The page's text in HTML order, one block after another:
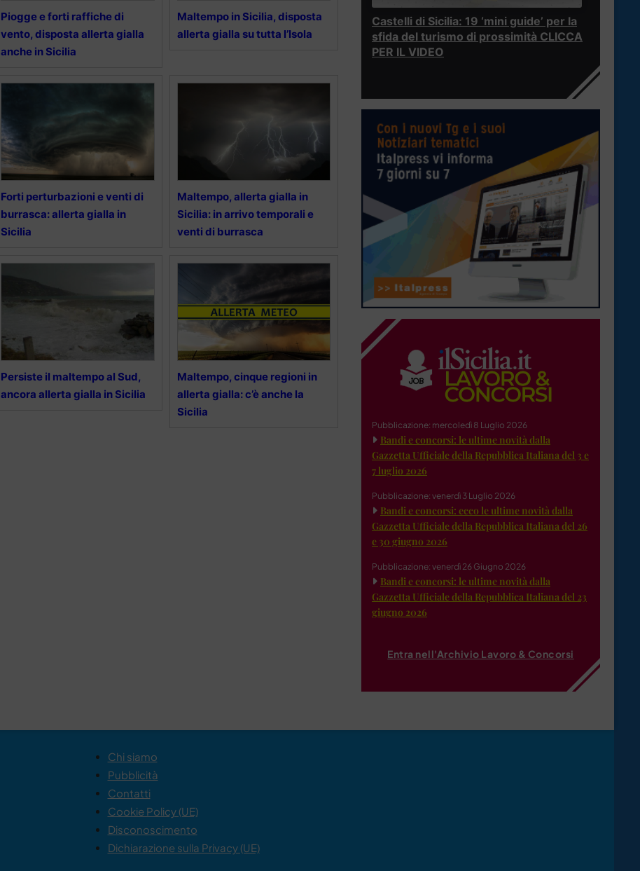
Piogge e forti raffiche di
vento, disposta allerta gialla
anche in Sicilia
Maltempo in Sicilia, disposta
allerta gialla su tutta l’Isola
Forti perturbazioni e venti di
burrasca: allerta gialla in
Sicilia
Maltempo, allerta gialla in
Sicilia: in arrivo temporali e
venti di burrasca
Persiste il maltempo al Sud,
ancora allerta gialla in Sicilia
Maltempo, cinque regioni in
allerta gialla: c’è anche la
Sicilia
Castelli di Sicilia: 19 ‘mini guide’ per la
sfida del turismo di prossimità CLICCA
PER IL VIDEO
Pubblicazione: mercoledì 8 Luglio 2026
Bandi e concorsi: le ultime novità dalla
Gazzetta Ufficiale della Repubblica Italiana del 3 e
7 luglio 2026
Pubblicazione: venerdì 3 Luglio 2026
Bandi e concorsi: ecco le ultime novità dalla
Gazzetta Ufficiale della Repubblica Italiana del 26
e 30 giugno 2026
Pubblicazione: venerdì 26 Giugno 2026
Bandi e concorsi: le ultime novità dalla
Gazzetta Ufficiale della Repubblica Italiana del 23
giugno 2026
Entra nell'Archivio Lavoro & Concorsi
Chi siamo
Pubblicità
Contatti
Cookie Policy (UE)
Disconoscimento
Dichiarazione sulla Privacy (UE)